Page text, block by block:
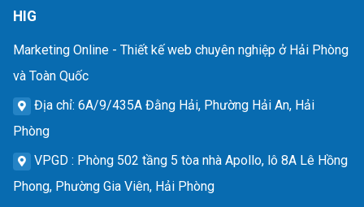
HIG
Marketing Online - Thiết kế web chuyên nghiệp ở Hải Phòng
và Toàn Quốc
Địa chỉ: 6A/9/435A Đằng Hải, Phường Hải An, Hải
Phòng
VPGD : Phòng 502 tầng 5 tòa nhà Apollo, lô 8A Lê Hồng
Phong, Phường Gia Viên, Hải Phòng